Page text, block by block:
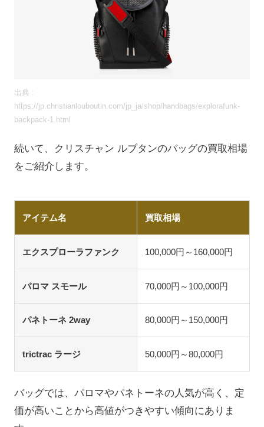
出典 :
https://jp.christianlouboutin.com/jp_ja/shop/handbags/explorafunk-
backpack-1.html
続いて、クリスチャン ルブタンのバッグの買取相場
をご紹介します。
アイテム名 買取相場
エクスプローラファンク 100,000円～160,000円
パロマ スモール 70,000円～100,000円
パネトーネ 2way 80,000円～150,000円
trictrac ラージ 50,000円～80,000円
バッグでは、パロマやパネトーネの人気が高く、定
価が高いことから高値がつきやすい傾向にありま